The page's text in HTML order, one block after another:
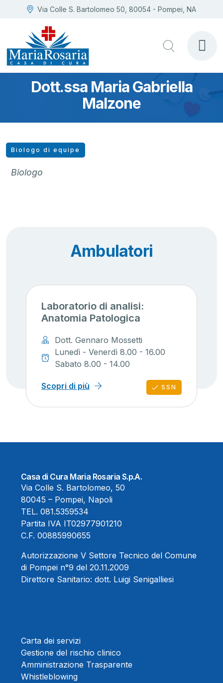
Via Colle S. Bartolomeo 50, 80054 - Pompei, NA
Dott.ssa Maria Gabriella
Malzone
Biologo di equipe
Biologo
Ambulatori
Laboratorio di analisi:
Anatomia Patologica
Dott. Gennaro Mossetti
Lunedì - Venerdì 8.00 - 16.00
Sabato 8.00 - 14.00
Scopri di più SSN
Casa di Cura Maria Rosaria S.p.A.
Via Colle S. Bartolomeo, 50
80045 – Pompei, Napoli
TEL. 081.5359534
Partita IVA IT02977901210
C.F. 00885990655
Autorizzazione V Settore Tecnico del Comune
di Pompei n°9 del 20.11.2009
Direttore Sanitario: dott. Luigi Senigalliesi
Carta dei servizi
Gestione del rischio clinico
Amministrazione Trasparente
Whistleblowing